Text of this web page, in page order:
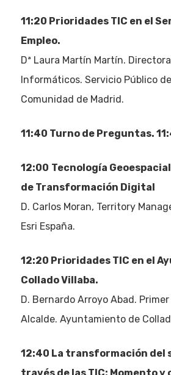
11:20 Prioridades TIC en el
Empleo.
Dª Laura Martín Martín.
Informáticos. Servicio Público
Comunidad de Madrid.
11:40 Turno de Preguntas.
12:00 Tecnología
de Transformación Digital
D. Carlos Moran, Territory
Esri España.
12:20 Prioridades TIC en el
Collado Villaba.
D. Bernardo Arroyo Abad.
Alcalde. Ayuntamiento de
12:40 La transformación del